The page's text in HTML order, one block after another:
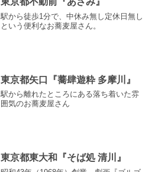
駅から徒歩1分で、中休み無し定休日無し
という便利なお蕎麦屋さん。
東京都矢口『蕎肆遊粋 多摩川』
駅から離れたところにある落ち着いた雰
囲気のお蕎麦屋さん
東京都東大和『そば処 清川』